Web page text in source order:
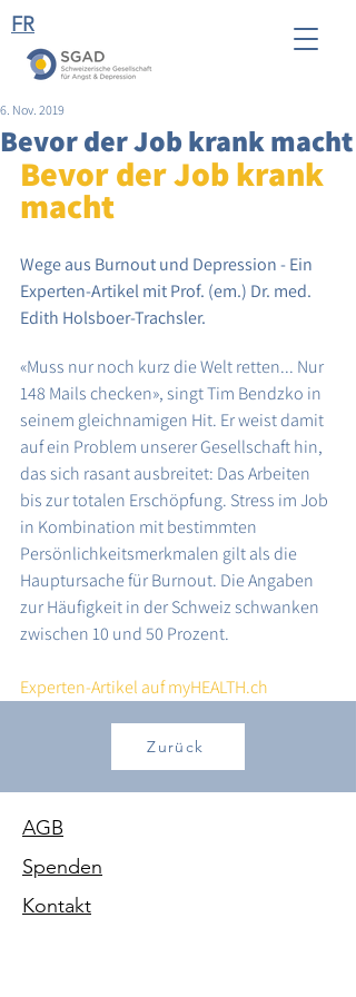
FR
Bevor der Job krank macht
6. Nov. 2019
Bevor der Job krank
macht
Wege aus Burnout und Depression - Ein
Experten-Artikel mit Prof. (em.) Dr. med.
Edith Holsboer-Trachsler.
«Muss nur noch kurz die Welt retten... Nur
148 Mails checken», singt Tim Bendzko in
seinem gleichnamigen Hit. Er weist damit
auf ein Problem unserer Gesellschaft hin,
das sich rasant ausbreitet: Das Arbeiten
bis zur totalen Erschöpfung. Stress im Job
in Kombination mit bestimmten
Persönlichkeitsmerkmalen gilt als die
Hauptursache für Burnout. Die Angaben
zur Häufigkeit in der Schweiz schwanken
zwischen 10 und 50 Prozent.
Experten-Artikel auf myHEALTH.ch
Zurück
AGB
Spenden
Kontakt